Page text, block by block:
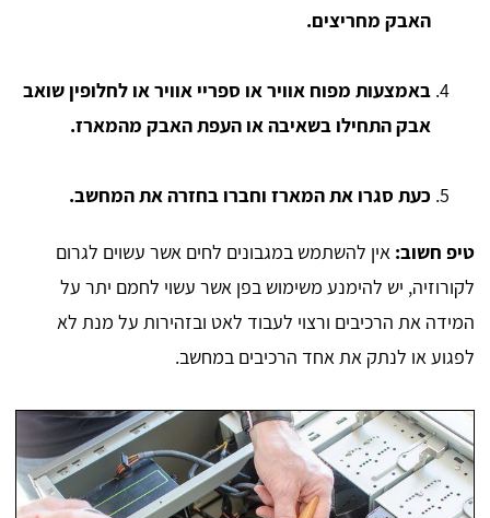
האבק מחריצים.
באמצעות מפוח אוויר או ספריי אוויר או לחלופין שואב
אבק התחילו בשאיבה או העפת האבק מהמארז.
כעת סגרו את המארז וחברו בחזרה את המחשב.
טיפ חשוב: אין להשתמש במגבונים לחים אשר עשוים לגרום
לקורוזיה, יש להימנע משימוש בפן אשר עשוי לחמם יתר על
המידה את הרכיבים ורצוי לעבוד לאט ובזהירות על מנת לא
לפגוע או לנתק את אחד הרכיבים במחשב.